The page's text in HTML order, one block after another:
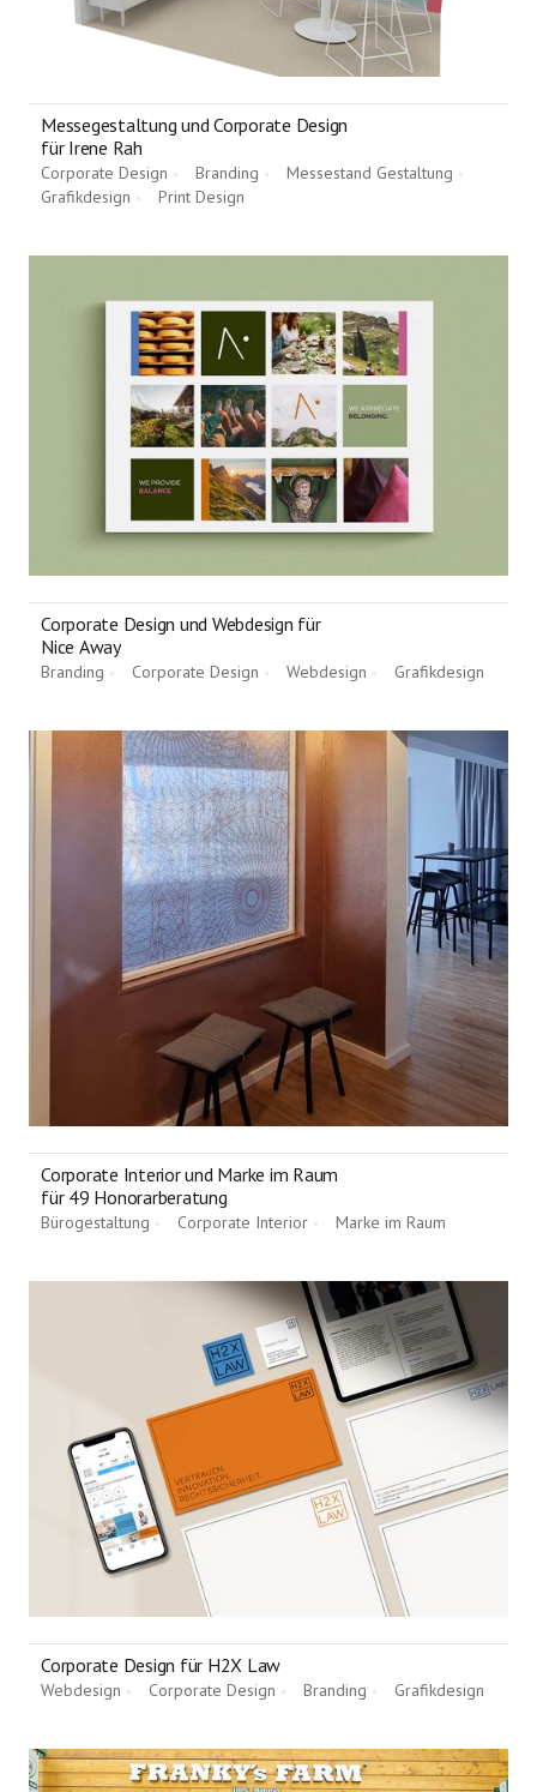
Messegestaltung und Corporate Design
für Irene Rah
Corporate Design • Branding • Messestand Gestaltung •
Grafikdesign • Print Design
Corporate Design und Webdesign für
Nice Away
Branding • Corporate Design • Webdesign • Grafikdesign
Corporate Interior und Marke im Raum
für 49 Honorarberatung
Bürogestaltung • Corporate Interior • Marke im Raum
Corporate Design für H2X Law
Webdesign • Corporate Design • Branding • Grafikdesign